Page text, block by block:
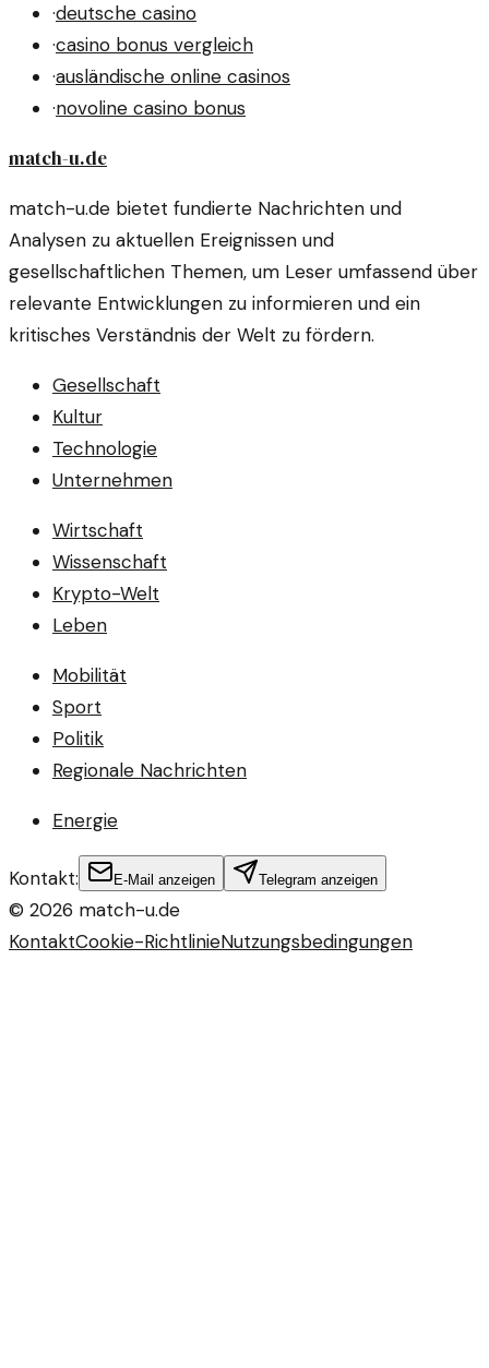
·deutsche casino
·casino bonus vergleich
·ausländische online casinos
·novoline casino bonus
match-u.de
match-u.de bietet fundierte Nachrichten und
Analysen zu aktuellen Ereignissen und
gesellschaftlichen Themen, um Leser umfassend über
relevante Entwicklungen zu informieren und ein
kritisches Verständnis der Welt zu fördern.
Gesellschaft
Kultur
Technologie
Unternehmen
Wirtschaft
Wissenschaft
Krypto-Welt
Leben
Mobilität
Sport
Politik
Regionale Nachrichten
Energie
Kontakt: E-Mail anzeigen Telegram anzeigen
© 2026 match-u.de
KontaktCookie-RichtlinieNutzungsbedingungen